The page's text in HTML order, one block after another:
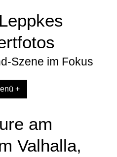
Szene im Fokus
+
am
Valhalla,